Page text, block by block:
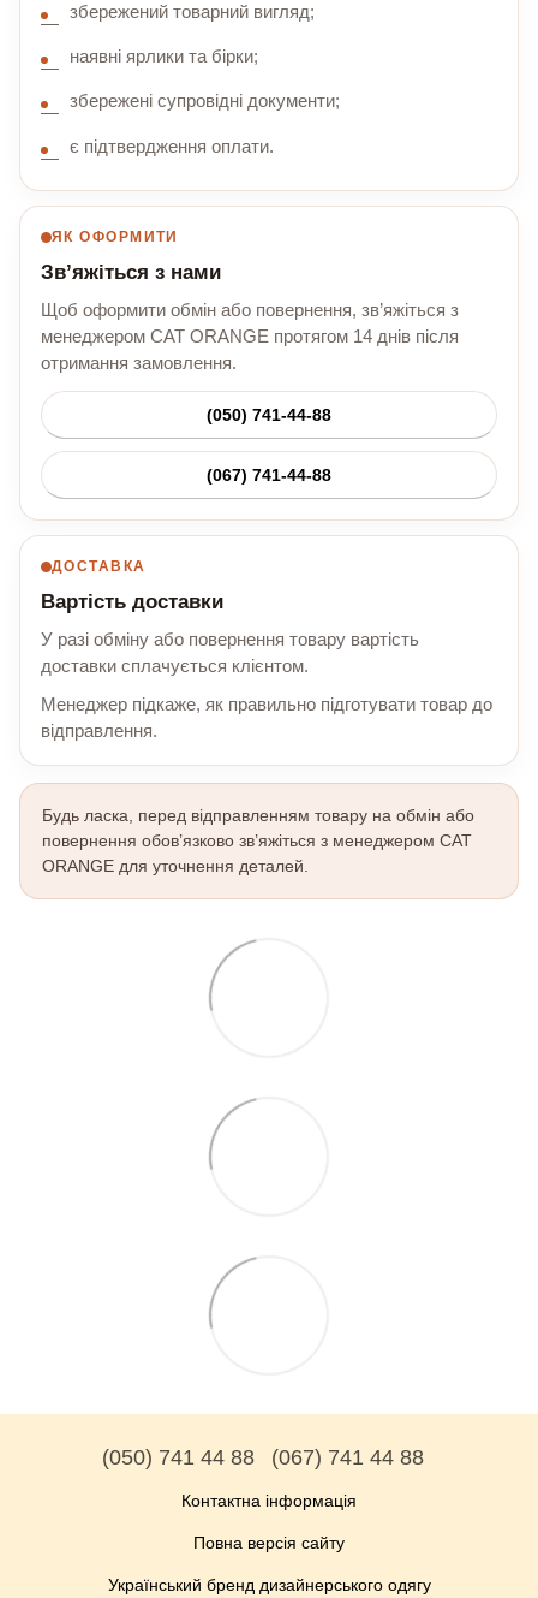
збережений товарний вигляд;
наявні ярлики та бірки;
збережені супровідні документи;
є підтвердження оплати.
ЯК ОФОРМИТИ
Зв’яжіться з нами
Щоб оформити обмін або повернення, зв’яжіться з
менеджером CAT ORANGE протягом 14 днів після
отримання замовлення.
(050) 741-44-88
(067) 741-44-88
ДОСТАВКА
Вартість доставки
У разі обміну або повернення товару вартість
доставки сплачується клієнтом.
Менеджер підкаже, як правильно підготувати товар до
відправлення.
Будь ласка, перед відправленням товару на обмін або
повернення обов’язково зв’яжіться з менеджером CAT
ORANGE для уточнення деталей.
(050) 741 44 88 (067) 741 44 88
Контактна інформація
Повна версія сайту
Український бренд дизайнерського одягу